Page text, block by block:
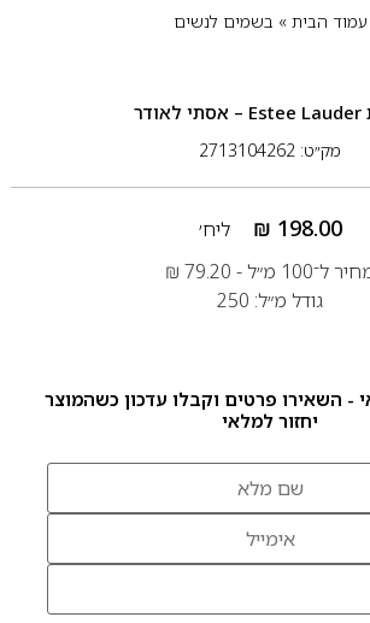
עמוד הבית» בשמים לנשים
Estee Lauder – אסתי לאודר
מק״ט: 2713104262
₪ 198.00
ליח׳
ל־100 מ״ל -
₪ 79.20
גודל מ״ל: 250
- השאירו פרטים וקבלו עדכון כשהמוצר
יחזור למלאי